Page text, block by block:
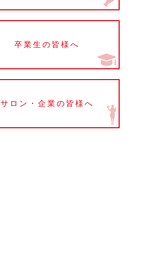
卒業生の皆様へ
サロン・企業の皆様へ